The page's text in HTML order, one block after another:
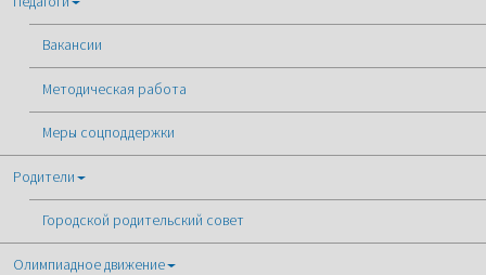
Вакансии
Методическая работа
Меры соцподдержки
Родители
Городской родительский совет
Олимпиадное движение